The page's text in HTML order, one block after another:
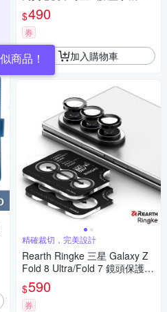
套 手機殼
$490
券
加入購物車
精確裁切，完美設計
Rearth Ringke 三星 Galaxy Z
Fold 8 Ultra/Fold 7 鏡頭保護貼
(2片裝)
$590
券